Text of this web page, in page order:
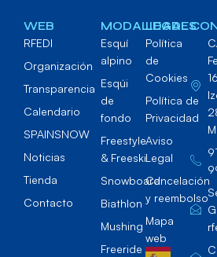
WEB
RFEDI
Organización
Transparencia
Calendario
SPAINSNOW
Noticias
Tienda
Contacto
MODALIDADES
Esquí
alpino
Esqúi
de
fondo
Freestyle
& Freeski
Snowboard
Biathlon
Mushing
Freeride
LEGAL
Política
de
Cookies
Política de
Privacidad
Aviso
Legal
Cancelación
y reembolso
Mapa
web